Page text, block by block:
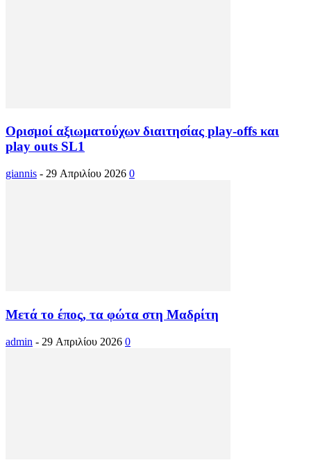
Ορισμοί αξιωματούχων διαιτησίας play-offs και
play outs SL1
giannis - 29 Απριλίου 2026 0
Μετά το έπος, τα φώτα στη Μαδρίτη
admin - 29 Απριλίου 2026 0